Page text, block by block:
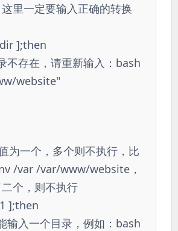
里一定要输入正确的转换
];then
不存在，请重新输入：bash
website"
为一个，多个则不执行，比
/var /var/www/website，
个，则不执行
];then
输入一个目录，例如：bash